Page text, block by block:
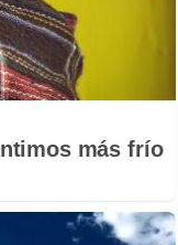
más frío